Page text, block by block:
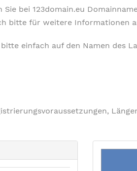
bei 123domain.eu
bitte für weitere Informationen
einfach auf den Namen des